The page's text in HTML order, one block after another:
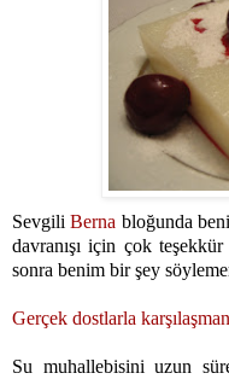
SevgiliBerna bloğunda
davranışı için çok
sonra benim bir şey
Gerçek dostlarla
Su muhallebisini uzun